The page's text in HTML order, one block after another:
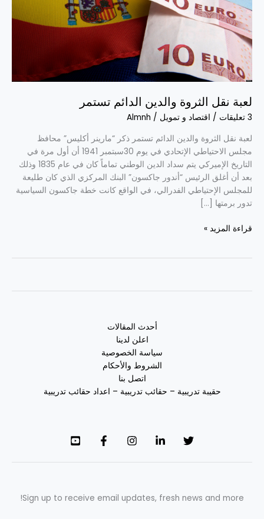
لعبة نقل الثروة والدين الدائم تستمر
3 تعليقات / اقتصاد و تمويل /
Almnh
لعبة نقل الثروة والدين الدائم تستمر ذكر “مارينر أكليس” محافظ
مجلس الاحتياطي الإتحادي في يوم 30سبتمبر 1941 أن أول مرة في
التاريخ الإميركي يتم سداد الدين الوطني تماماً كان في عام 1835 وذلك
بعد أن أغلق الرئيس “أندور جاكسون” البنك المركزي الذي كان طليعة
للمجلس الإحتياطي الفدرالي، في الواقع كانت خطة جاكسون السياسية
تدور برمتها […]
قراءة المزيد »
أحدث المقالات
اعلن لدينا
سياسة الخصوصية
الشروط والأحكام
اتصل بنا
حقيبة تدريبية – حقائب تدريبية – اعداد حقائب تدريبية
Sign up to receive email updates, fresh news and more!